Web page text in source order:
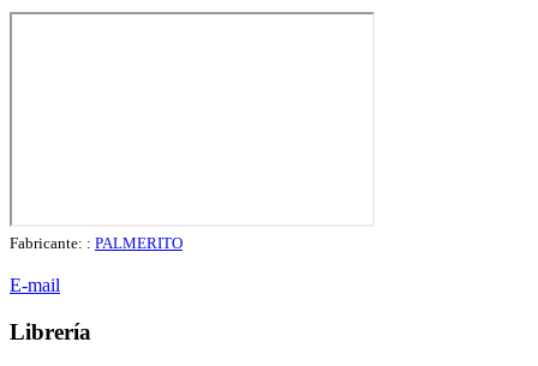
Fabricante: : PALMERITO
E-mail
Librería